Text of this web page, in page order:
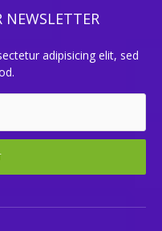
NEWSLETTER
adipisicing elit, sed